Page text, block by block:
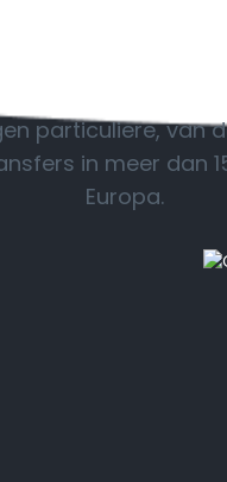
particuliere, van
in meer dan
Europa.